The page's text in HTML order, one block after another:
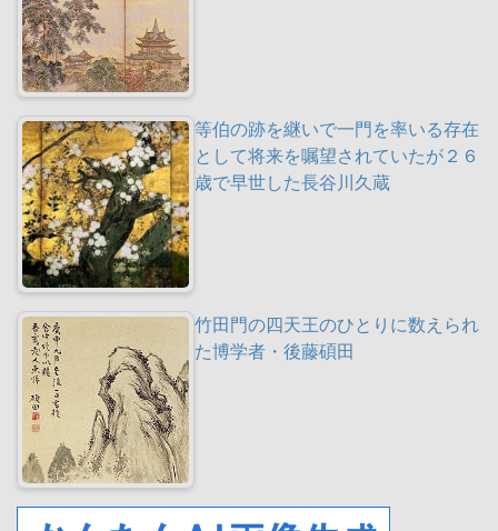
等伯の跡を継いで一門を率いる存在
として将来を嘱望されていたが２６
歳で早世した長谷川久蔵
竹田門の四天王のひとりに数えられ
た博学者・後藤碩田